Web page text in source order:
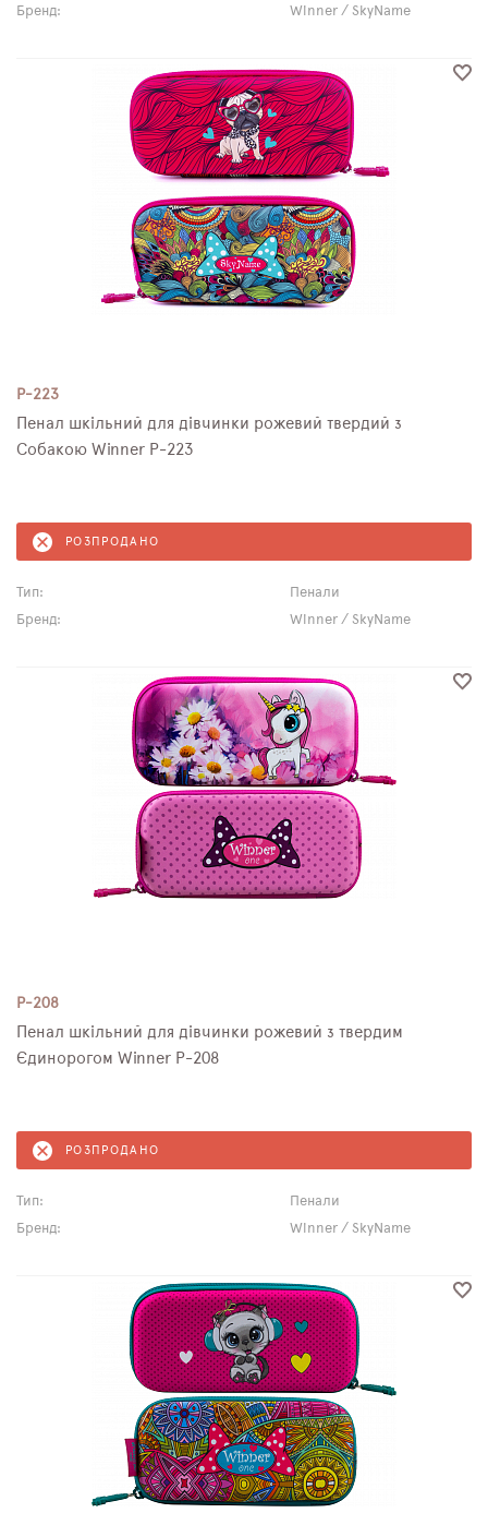
Бренд:
Winner / SkyName
P-223
Пенал шкільний для дівчинки рожевий твердий з
Собакою Winner P-223
РОЗПРОДАНО
Тип:
Пенали
Бренд:
Winner / SkyName
P-208
Пенал шкільний для дівчинки рожевий з твердим
Єдинорогом Winner P-208
РОЗПРОДАНО
Тип:
Пенали
Бренд:
Winner / SkyName